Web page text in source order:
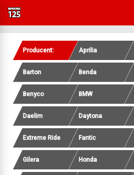
Producent: Aprilia
Barton Benda
Benyco BMW
Daelim Daytona
Extreme Ride Fantic
Gilera Honda